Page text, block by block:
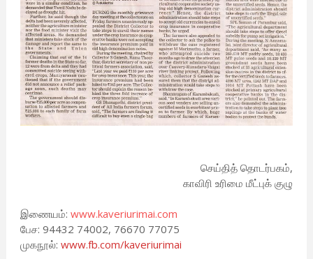
செய்தித் தொடர்பகம்,
காவிரி உரிமை மீட்புக் குழு
இணையம்: www.kaveriurimai.com
பேச: 94432 74002, 76670 77075
முகநூல்: www.fb.com/kaveriurimai